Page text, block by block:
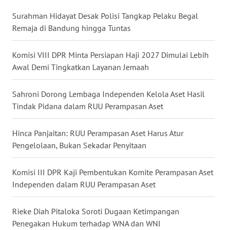
Surahman Hidayat Desak Polisi Tangkap Pelaku Begal
Remaja di Bandung hingga Tuntas
Komisi VIII DPR Minta Persiapan Haji 2027 Dimulai Lebih
Awal Demi Tingkatkan Layanan Jemaah
Sahroni Dorong Lembaga Independen Kelola Aset Hasil
Tindak Pidana dalam RUU Perampasan Aset
Hinca Panjaitan: RUU Perampasan Aset Harus Atur
Pengelolaan, Bukan Sekadar Penyitaan
Komisi III DPR Kaji Pembentukan Komite Perampasan Aset
Independen dalam RUU Perampasan Aset
Rieke Diah Pitaloka Soroti Dugaan Ketimpangan
Penegakan Hukum terhadap WNA dan WNI
WN
NUSANTARA
WN
JOGJA
JATIM
BALI
KALBAR
KALTENG